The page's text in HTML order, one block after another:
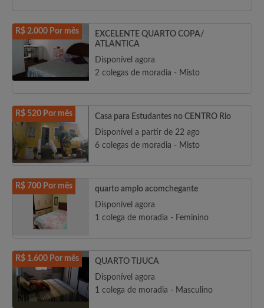
R$ 2.000 Por mês
EXCELENTE QUARTO COPA/
ATLANTICA
Disponível agora
2 colegas de moradia - Misto
R$ 520 Por mês
Casa para Estudantes no CENTRO Rio
Disponível a partir de 22 ago
6 colegas de moradia - Misto
R$ 700 Por mês
quarto amplo acomchegante
Disponível agora
1 colega de moradia - Feminino
R$ 1.600 Por mês
QUARTO TIJUCA
Disponível agora
1 colega de moradia - Masculino